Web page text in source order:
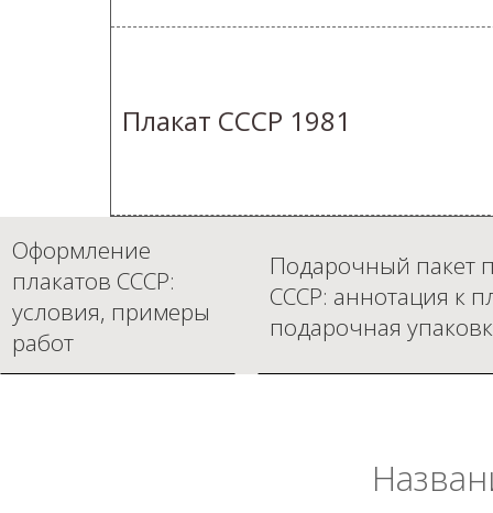
Плакат СССР 1981
Оформление
плакатов СССР:
условия, примеры
работ
Подарочный пакет
СССР: аннотация к
подарочная